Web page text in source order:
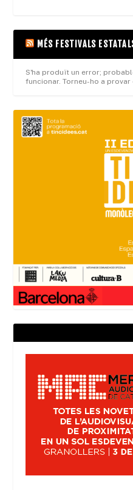
MÉS FESTIVALS
S'ha produït un error;
funcionar. Torneu-ho a provar